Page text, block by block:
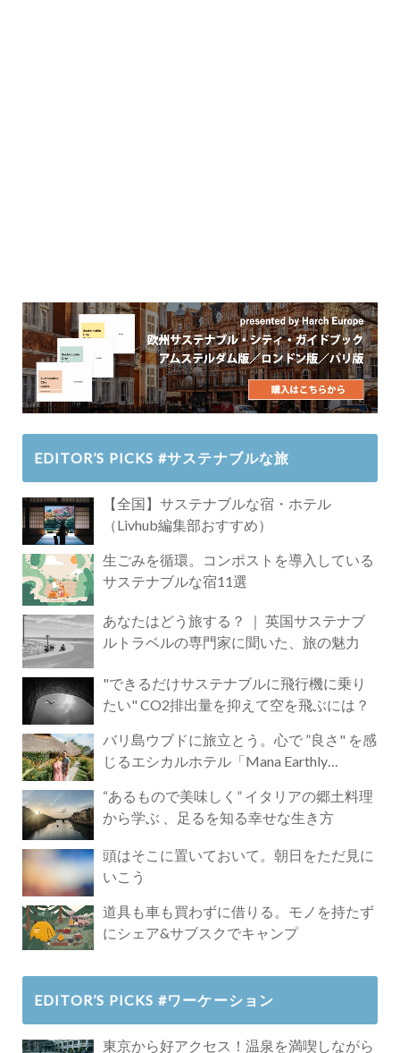
EDITOR’S PICKS #サステナブルな旅
【全国】サステナブルな宿・ホテル
（Livhub編集部おすすめ）
生ごみを循環。コンポストを導入している
サステナブルな宿11選
あなたはどう旅する？ ｜ 英国サステナブ
ルトラベルの専門家に聞いた、旅の魅力
"できるだけサステナブルに飛行機に乗り
たい" CO2排出量を抑えて空を飛ぶには？
バリ島ウブドに旅立とう。心で ”良さ" を感
じるエシカルホテル「Mana Earthly
“あるもので美味しく” イタリアの郷土料理
から学ぶ 、足るを知る幸せな生き方
頭はそこに置いておいて。朝日をただ見に
いこう
道具も車も買わずに借りる。モノを持たず
にシェア&サブスクでキャンプ
EDITOR’S PICKS #ワーケーション
東京から好アクセス！温泉を満喫しながら